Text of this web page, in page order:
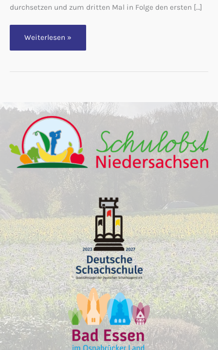
durchsetzen und zum dritten Mal in Folge den ersten […]
Grundschule
gewinnt
im
Weiterlesen »